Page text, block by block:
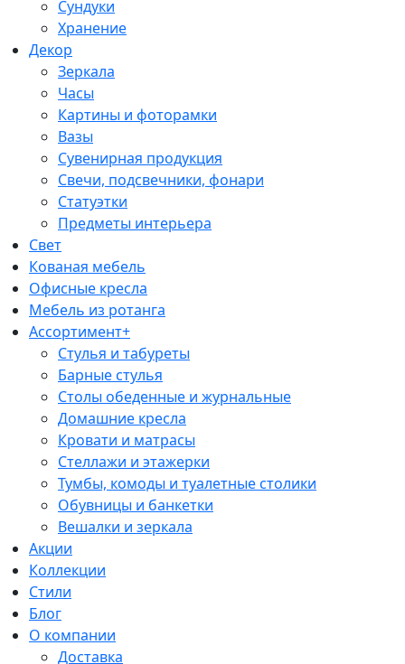
Сундуки
Хранение
Декор
Зеркала
Часы
Картины и фоторамки
Вазы
Сувенирная продукция
Свечи, подсвечники, фонари
Статуэтки
Предметы интерьера
Свет
Кованая мебель
Офисные кресла
Мебель из ротанга
Ассортимент+
Стулья и табуреты
Барные стулья
Столы обеденные и журнальные
Домашние кресла
Кровати и матрасы
Стеллажи и этажерки
Тумбы, комоды и туалетные столики
Обувницы и банкетки
Вешалки и зеркала
Акции
Коллекции
Стили
Блог
О компании
Доставка